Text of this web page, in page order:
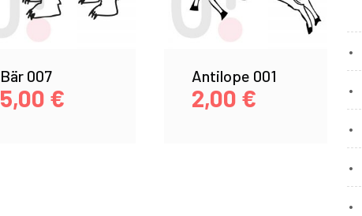
Bär 007
5,00 €
Antilope 001
2,00 €